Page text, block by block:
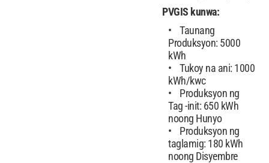
PVGIS kunwa:
Taunang
Produksyon: 5000
kWh
Tukoy na ani: 1000
kWh/kwc
Produksyon ng
Tag -init: 650 kWh
noong Hunyo
Produksyon ng
taglamig: 180 kWh
noong Disyembre